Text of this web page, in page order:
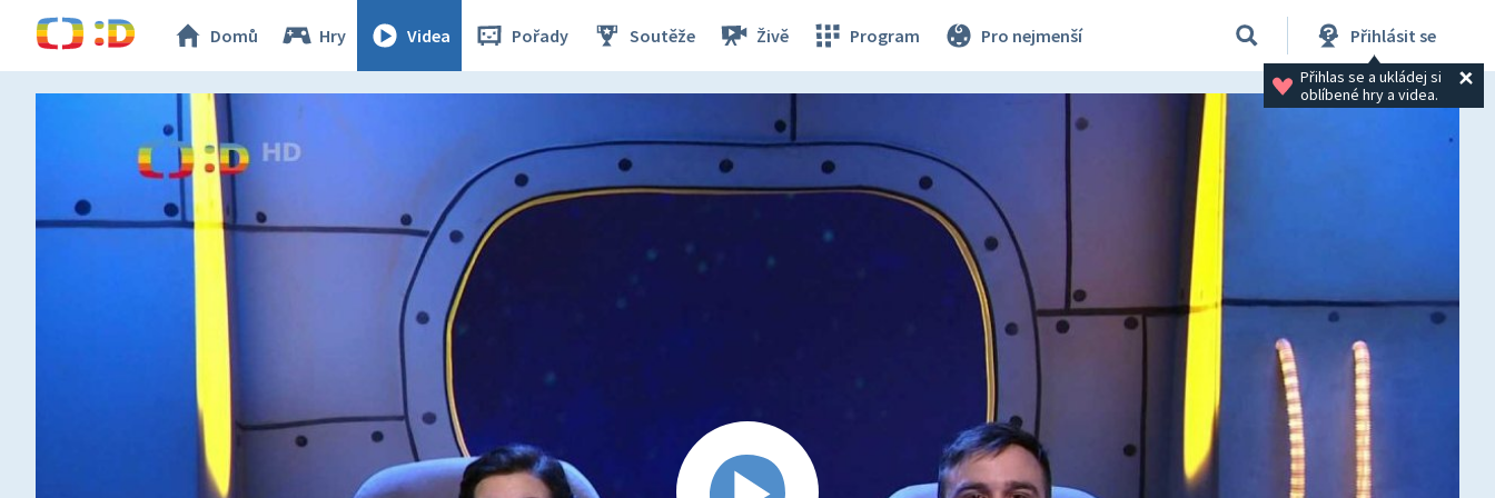
Domů Hry Videa Pořady Soutěže Živě Program Pro nejmenší Přihlásit se
Přihlas se a ukládej si
oblíbené hry a videa.